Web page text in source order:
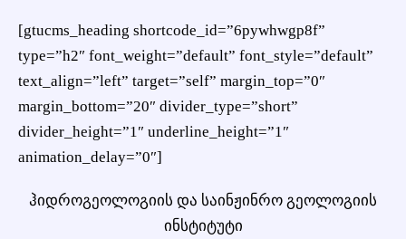
[gtucms_heading shortcode_id=”6pywhwgp8f”
type=”h2″ font_weight=”default” font_style=”default”
text_align=”left” target=”self” margin_top=”0″
margin_bottom=”20″ divider_type=”short”
divider_height=”1″ underline_height=”1″
animation_delay=”0″]
ჰიდროგეოლოგიის და საინჟინრო გეოლოგიის
ინსტიტუტი